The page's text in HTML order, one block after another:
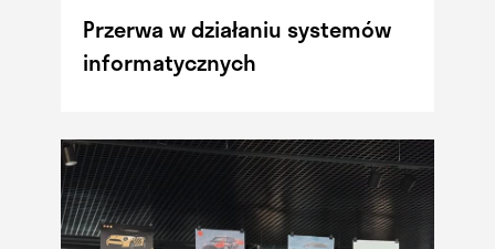
Przerwa w działaniu systemów
informatycznych